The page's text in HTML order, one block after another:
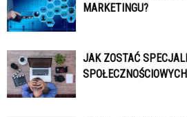
MARKETINGU?
JAK ZOSTAĆ